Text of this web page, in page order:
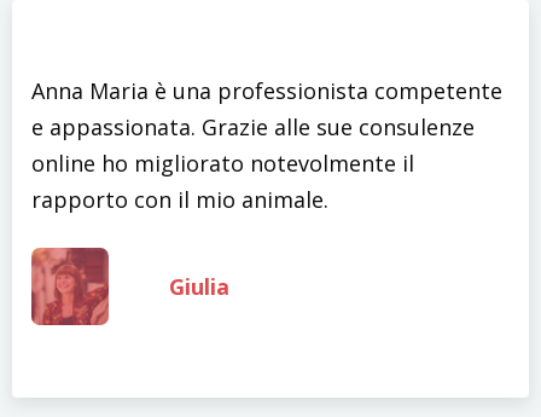
Anna Maria è una professionista competente
e appassionata. Grazie alle sue consulenze
online ho migliorato notevolmente il
rapporto con il mio animale.
Giulia